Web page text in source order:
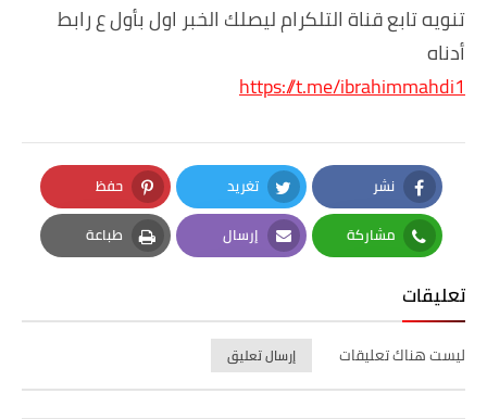
تنويه تابع قناة التلكرام ليصلك الخبر اول بأول ع رابط
أدناه
https://t.me/ibrahimmahdi1
نشر
Facebook
تغريد
Twitter
حفظ
Pinterest
مشاركة
Whatsapp
إرسال
Email
طباعة
Print
تعليقات
ليست هناك تعليقات إرسال تعليق